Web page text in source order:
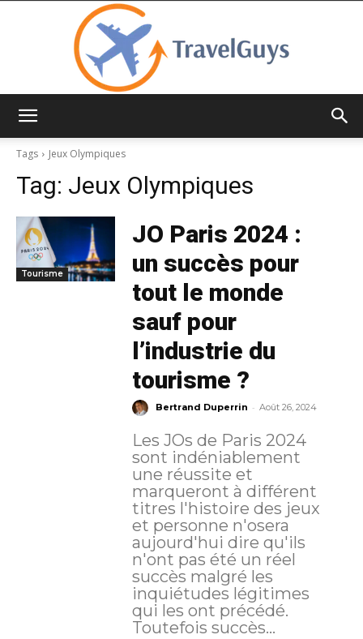
Tags
Jeux Olympiques
Tag: Jeux Olympiques
Tourisme
JO Paris 2024 :
un succès pour
tout le monde
sauf pour
l’industrie du
tourisme ?
Bertrand Duperrin - Août 26, 2024
Les JOs de Paris 2024
sont indéniablement
une réussite et
marqueront à différent
titres l'histoire des jeux
et personne n'osera
aujourd'hui dire qu'ils
n'ont pas été un réel
succès malgré les
inquiétudes légitimes
qui les ont précédé.
Toutefois succès...